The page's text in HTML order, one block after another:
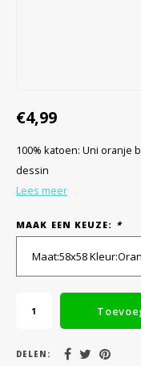
€4,99
100% katoen: Uni oranje
dessin
Lees meer
MAAK EEN KEUZE: *
DELEN: